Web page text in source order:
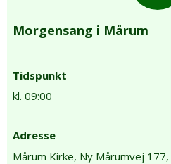
Morgensang i Mårum
Tidspunkt
kl. 09:00
Adresse
Mårum Kirke, Ny Mårumvej 177,